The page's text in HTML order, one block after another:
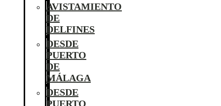
AVISTAMIENTO
DE
DELFINES
DESDE
PUERTO
DE
MÁLAGA
DESDE
PUERTO